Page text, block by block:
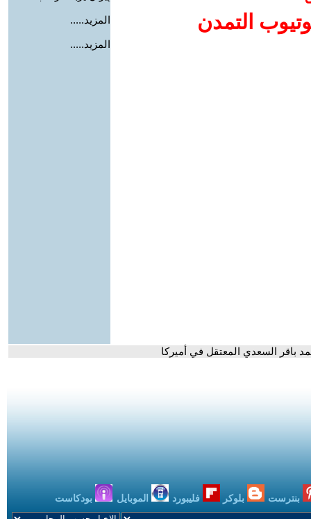
التمدن
المزيد.....
المزيد.....
السعدي المعتقل في أميركا
بنترست بلوكر فليبورد الموبايل بودكاست